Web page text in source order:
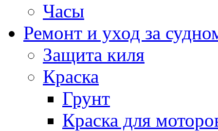
Часы
Ремонт и уход за
Защита киля
Краска
Грунт
Краска для